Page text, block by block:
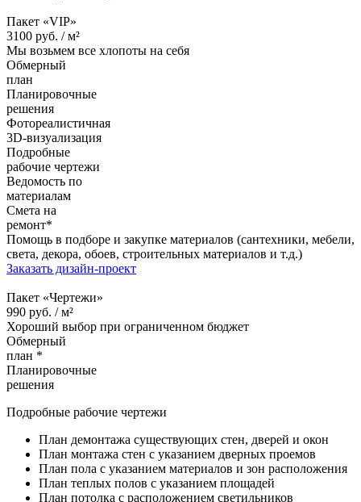
Пакет «VIP»
3100 руб. /м²
Мы возьмем все хлопоты на себя
Обмерный
план
Планировочные
решения
Фотореалистичная
3D-визуализация
Подробные
рабочие чертежи
Ведомость по
материалам
Смета на
ремонт*
Помощь в подборе и закупке материалов (сантехники, мебели,
света, декора, обоев, строительных материалов и т.д.)
Заказать дизайн-проект
Пакет «Чертежи»
990 руб. /м²
Хороший выбор при ограниченном бюджет
Обмерный
план *
Планировочные
решения
Подробные рабочие чертежи
План демонтажа существующих стен, дверей и окон
План монтажа стен с указанием дверных проемов
План пола с указанием материалов и зон расположения
План теплых полов с указанием площадей
План потолка с расположением светильников